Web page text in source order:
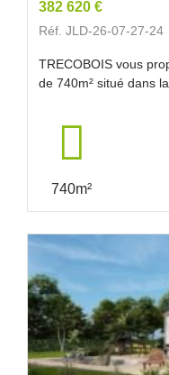
382 620 €
Réf. JLD-26-07-27-24
TRECOBOIS vous
de 740m² situé dans
740m²